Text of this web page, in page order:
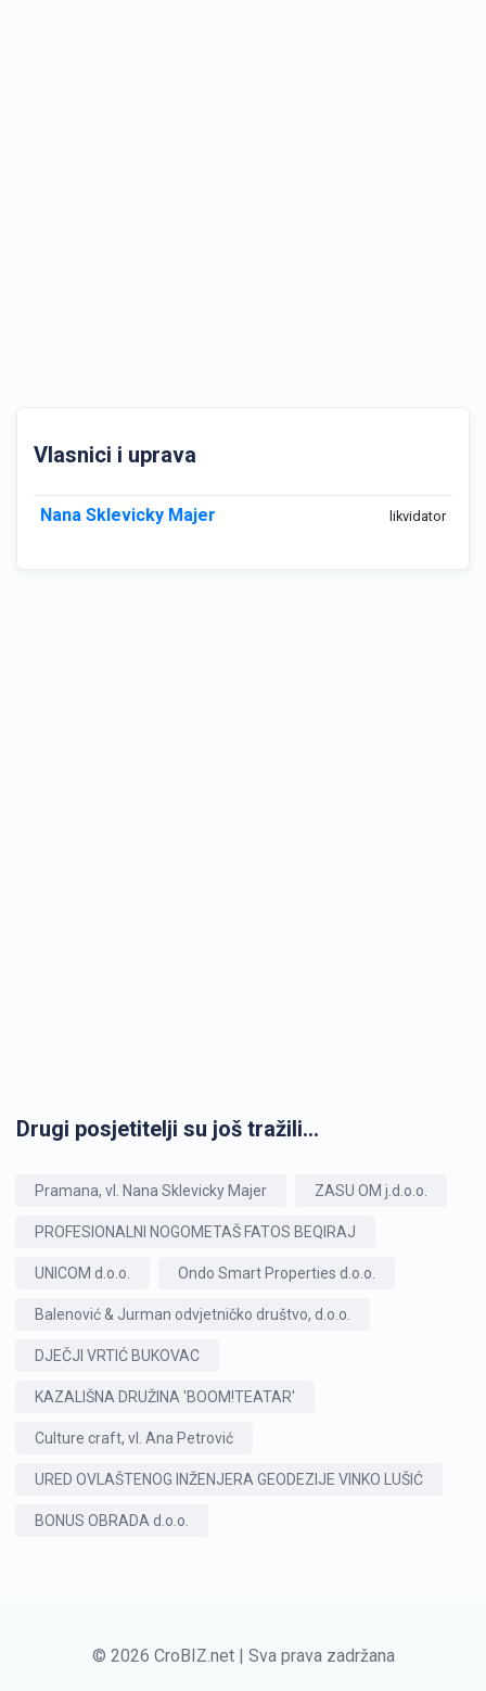
Vlasnici i uprava
Nana Sklevicky Majer likvidator
Drugi posjetitelji su još tražili...
Pramana, vl. Nana Sklevicky Majer ZASU OM j.d.o.o.
PROFESIONALNI NOGOMETAŠ FATOS BEQIRAJ
UNICOM d.o.o. Ondo Smart Properties d.o.o.
Balenović & Jurman odvjetničko društvo, d.o.o.
DJEČJI VRTIĆ BUKOVAC
KAZALIŠNA DRUŽINA 'BOOM!TEATAR'
Culture craft, vl. Ana Petrović
URED OVLAŠTENOG INŽENJERA GEODEZIJE VINKO LUŠIĆ
BONUS OBRADA d.o.o.
© 2026 CroBIZ.net | Sva prava zadržana